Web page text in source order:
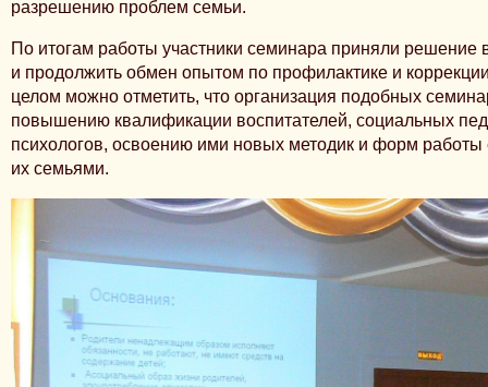
разрешению проблем семьи.
По итогам работы участники семинара приняли решение
и продолжить обмен опытом по профилактике и
целом можно отметить, что организация подобных
повышению квалификации воспитателей, социальных
психологов, освоению ими новых методик и форм
их семьями.